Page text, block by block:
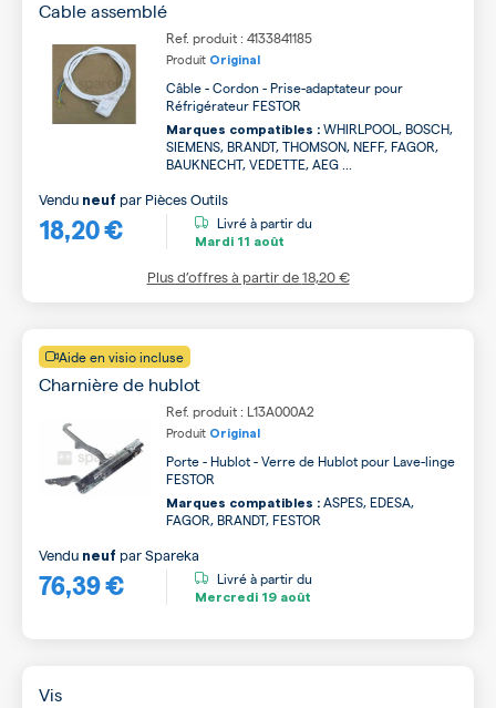
Cable assemblé
Ref. produit : 4133841185
Produit Original
Câble - Cordon - Prise-adaptateur pour
Réfrigérateur FESTOR
Marques compatibles : WHIRLPOOL, BOSCH,
SIEMENS, BRANDT, THOMSON, NEFF, FAGOR,
BAUKNECHT, VEDETTE, AEG ...
18,20 €
Vendu neuf par Pièces Outils
Livré à partir du
Mardi 11 août
Plus d’offres à partir de18,20 €
Aide en visio incluse
Charnière de hublot
Ref. produit : L13A000A2
Produit Original
Porte - Hublot - Verre de Hublot pour Lave-linge
FESTOR
Marques compatibles : ASPES, EDESA,
FAGOR, BRANDT, FESTOR
76,39 €
Vendu neuf parSpareka
Livré à partir du
Mercredi 19 août
Vis